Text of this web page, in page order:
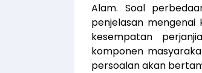
Alam. Soal
penjelasan
kesempatan
komponen
persoalan akan